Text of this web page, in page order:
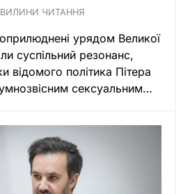
ЧИТАННЯ
урядом Великої
суспільний резонанс,
відомого політика Пітера
сексуальним…